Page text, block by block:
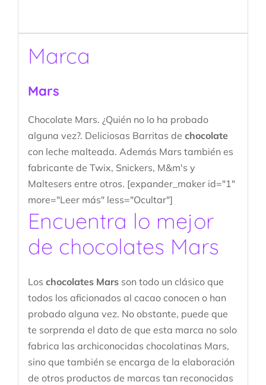
Marca
Mars
Chocolate Mars. ¿Quién no lo ha probado
alguna vez?. Deliciosas Barritas de chocolate
con leche malteada. Además Mars también es
fabricante de Twix, Snickers, M&m's y
Maltesers entre otros. [expander_maker id="1"
more="Leer más" less="Ocultar"]
Encuentra lo mejor
de chocolates Mars
Los chocolates Marsson todo un clásico que
todos los aficionados al cacao conocen o han
probado alguna vez. No obstante, puede que
te sorprenda el dato de que esta marca no solo
fabrica las archiconocidas chocolatinas Mars,
sino que también se encarga de la elaboración
de otros productos de marcas tan reconocidas